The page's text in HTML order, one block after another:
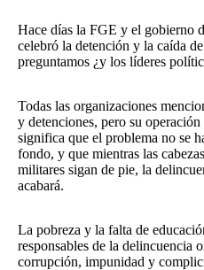
Hace días la FGE y el gobierno
celebró la detención y la caída
preguntamos ¿y los líderes
Todas las organizaciones
y detenciones, pero su
significa que el problema no se
fondo, y que mientras las
militares sigan de pie, la
acabará.
La pobreza y la falta de
responsables de la delincuencia
corrupción, impunidad y